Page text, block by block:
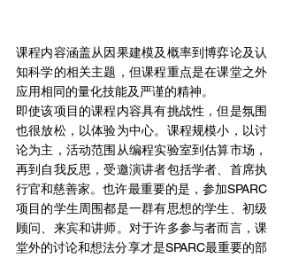
课程内容涵盖从因果建模及概率到博弈论及认
知科学的相关主题，但课程重点是在课堂之外
应用相同的量化技能及严谨的精神。
即使该项目的课程内容具有挑战性，但是氛围
也很放松，以体验为中心。课程规模小，以讨
论为主，活动范围从编程实验室到估算市场，
再到自我反思，受邀演讲者包括学者、首席执
行官和慈善家。也许最重要的是，参加SPARC
项目的学生周围都是一群有思想的学生、初级
顾问、来宾和讲师。对于许多参与者而言，课
堂外的讨论和想法分享才是SPARC最重要的部